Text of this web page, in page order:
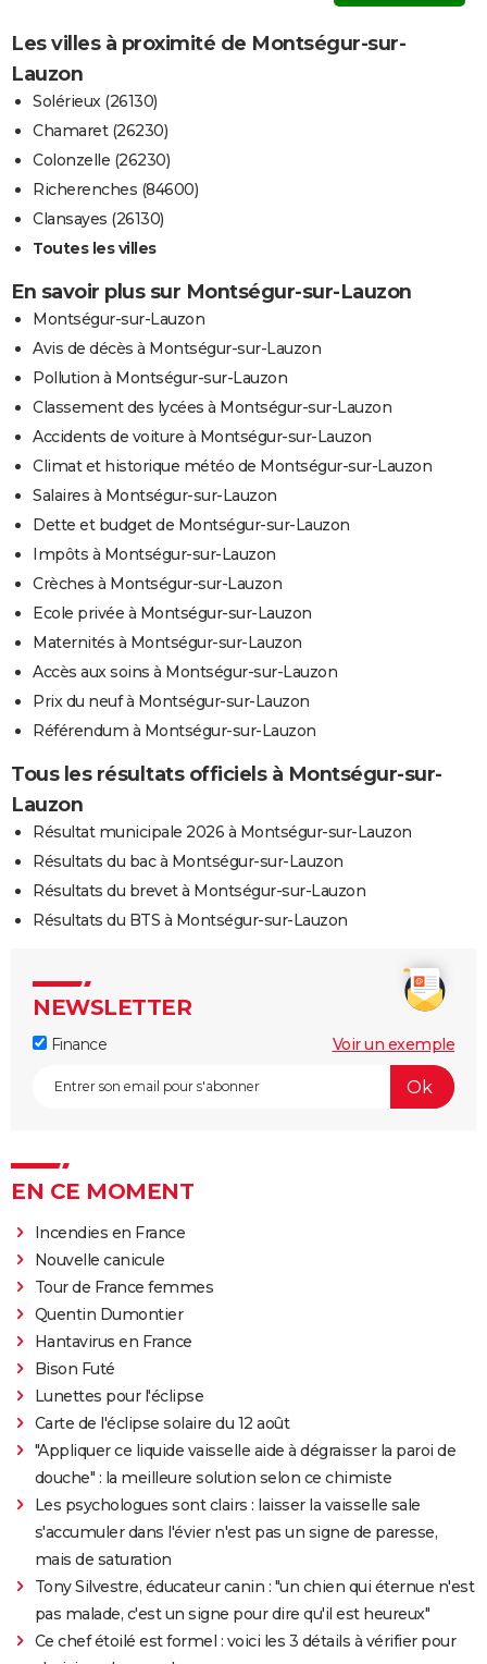
Les villes à proximité de Montségur-sur-
Lauzon
Solérieux (26130)
Chamaret (26230)
Colonzelle (26230)
Richerenches (84600)
Clansayes (26130)
Toutes les villes
En savoir plus sur Montségur-sur-Lauzon
Montségur-sur-Lauzon
Avis de décès à Montségur-sur-Lauzon
Pollution à Montségur-sur-Lauzon
Classement des lycées à Montségur-sur-Lauzon
Accidents de voiture à Montségur-sur-Lauzon
Climat et historique météo de Montségur-sur-Lauzon
Salaires à Montségur-sur-Lauzon
Dette et budget de Montségur-sur-Lauzon
Impôts à Montségur-sur-Lauzon
Crèches à Montségur-sur-Lauzon
Ecole privée à Montségur-sur-Lauzon
Maternités à Montségur-sur-Lauzon
Accès aux soins à Montségur-sur-Lauzon
Prix du neuf à Montségur-sur-Lauzon
Référendum à Montségur-sur-Lauzon
Tous les résultats officiels à Montségur-sur-
Lauzon
Résultat municipale 2026 à Montségur-sur-Lauzon
Résultats du bac à Montségur-sur-Lauzon
Résultats du brevet à Montségur-sur-Lauzon
Résultats du BTS à Montségur-sur-Lauzon
NEWSLETTER
Finance Voir un exemple
EN CE MOMENT
Incendies en France
Nouvelle canicule
Tour de France femmes
Quentin Dumontier
Hantavirus en France
Bison Futé
Lunettes pour l'éclipse
Carte de l'éclipse solaire du 12 août
"Appliquer ce liquide vaisselle aide à dégraisser la paroi de
douche" : la meilleure solution selon ce chimiste
Les psychologues sont clairs : laisser la vaisselle sale
s'accumuler dans l'évier n'est pas un signe de paresse,
mais de saturation
Tony Silvestre, éducateur canin : "un chien qui éternue n'est
pas malade, c'est un signe pour dire qu'il est heureux"
Ce chef étoilé est formel : voici les 3 détails à vérifier pour